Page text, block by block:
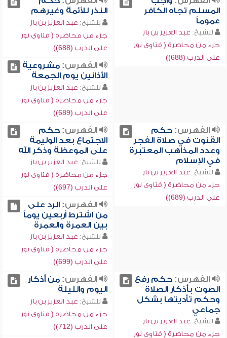
المسلم تجاه الكافر
عموماً
للشيخ: عبد العزيز بن باز
جزء من محاضرة ( فتاوى نور
على الدرب (688))
النذر للأئمة وغيرهم
للشيخ: عبد العزيز بن باز
جزء من محاضرة ( فتاوى نور
على الدرب (688))
الفهرس:مشروعية
الأذانين يوم الجمعة
للشيخ: عبد العزيز بن باز
جزء من محاضرة ( فتاوى نور
على الدرب (689))
الفهرس:حكم
القنوت في صلاة الفجر
وعدد المذاهب المعتبرة
في الإسلام
للشيخ: عبد العزيز بن باز
جزء من محاضرة ( فتاوى نور
على الدرب (689))
الفهرس:حكم
الاجتماع بعد الوليمة
على الموعظة وذكر الله
للشيخ: عبد العزيز بن باز
جزء من محاضرة ( فتاوى نور
على الدرب (697))
الفهرس:الرد على
من اشترط أربعين يوماً
بين العمرة والعمرة
للشيخ: عبد العزيز بن باز
جزء من محاضرة ( فتاوى نور
على الدرب (699))
الفهرس:حكم رفع
الصوت بأذكار الصلاة
وحكم تأديتها بشكل
جماعي
للشيخ: عبد العزيز بن باز
جزء من محاضرة ( فتاوى نور
الفهرس:من أذكار
اليوم والليلة
للشيخ: عبد العزيز بن باز
جزء من محاضرة ( فتاوى نور
على الدرب (712))